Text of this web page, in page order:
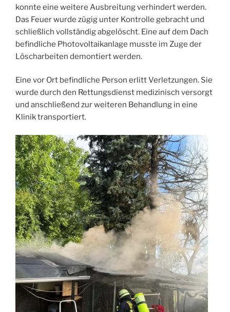
konnte eine weitere Ausbreitung verhindert werden.
Das Feuer wurde zügig unter Kontrolle gebracht und
schließlich vollständig abgelöscht. Eine auf dem Dach
befindliche Photovoltaikanlage musste im Zuge der
Löscharbeiten demontiert werden.
Eine vor Ort befindliche Person erlitt Verletzungen. Sie
wurde durch den Rettungsdienst medizinisch versorgt
und anschließend zur weiteren Behandlung in eine
Klinik transportiert.